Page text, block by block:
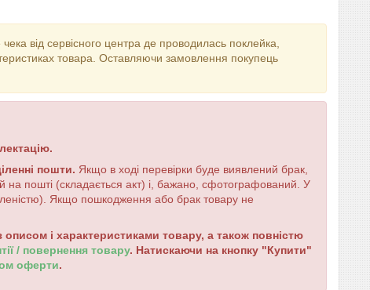
від сервісного центра де проводилась поклейка,
товара. Оставляючи замовлення покупець
пошти. Якщо в ході перевірки буде виявлений брак,
на пошті (складається акт) і, бажано, сфотографований. У
Якщо пошкодження або брак товару не
і характеристиками товару, а також повністю
/ повернення товару. Натискаючи на кнопку "Купити"
оферти.